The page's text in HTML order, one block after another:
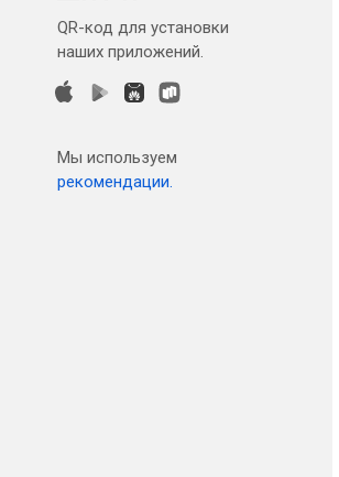
QR-код для установки
наших приложений.
Мы используем
рекомендации.